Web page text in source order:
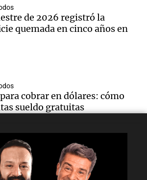
de 2026 registró la
quemada en cinco años en
cobrar en dólares: cómo
sueldo gratuitas
habilitó el pago de sueldos